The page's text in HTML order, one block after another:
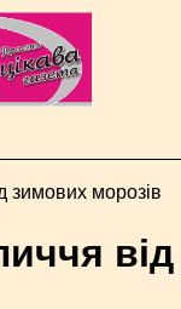
від